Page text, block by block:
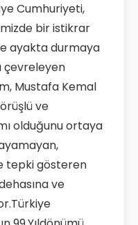
Cumhuriyeti,
bir istikrar
ayakta durmaya
çevreleyen
Mustafa Kemal
ve
olduğunu ortaya
tepki gösteren
ve